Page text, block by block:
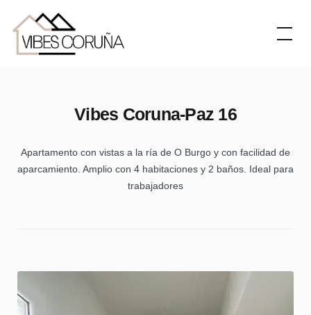
content
Vibes Coruna-Paz 16
Apartamento con vistas a la ría de O Burgo y con facilidad de
aparcamiento. Amplio con 4 habitaciones y 2 baños. Ideal para
trabajadores